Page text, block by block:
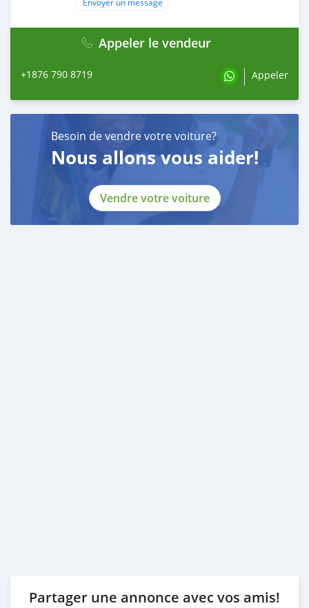
Appeler le vendeur
+1876 790 8719 Appeler
Besoin de vendre votre voiture?
Nous allons vous aider!
Vendre votre voiture
Partager une annonce avec vos amis!